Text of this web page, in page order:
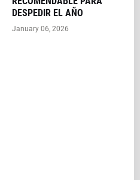
DESPEDIR EL AÑO
January 06, 2026